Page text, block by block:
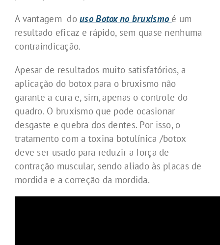
A vantagem douso Botox no bruxismo é um
resultado eficaz e rápido, sem quase nenhuma
contraindicação.
Apesar de resultados muito satisfatórios, a
aplicação do botox para o bruxismo não
garante a cura e, sim, apenas o controle do
quadro. O bruxismo que pode ocasionar
desgaste e quebra dos dentes. Por isso, o
tratamento com a toxina botulínica /botox
deve ser usado para reduzir a força de
contração muscular, sendo aliado às placas de
mordida e a correção da mordida.